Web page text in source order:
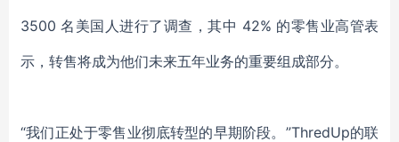
3500 名美国人进行了调查，其中 42% 的零售业高管表
示，转售将成为他们未来五年业务的重要组成部分。
“我们正处于零售业彻底转型的早期阶段。 ”ThredUp的联